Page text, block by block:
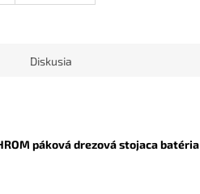
Diskusia
páková drezová stojaca batéria